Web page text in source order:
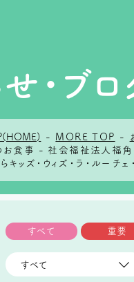
・ブロ
- MORE TOP -
のお食事 - 社会福祉法人福
らキッズ・ウィズ・ラ・ル
すべて 重要